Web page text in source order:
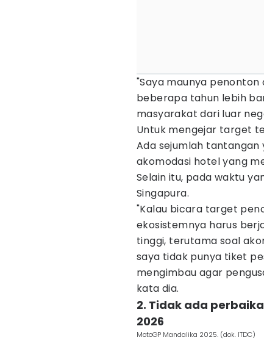
"Saya maunya penonton
beberapa tahun lebih
masyarakat dari luar
Untuk mengejar target
Ada sejumlah
akomodasi hotel yang
Selain itu, pada waktu
Singapura.
"Kalau bicara target
ekosistemnya harus
tinggi, terutama soal
saya tidak punya tiket
mengimbau agar
kata dia.
2. Tidak ada
2026
MotoGP Mandalika 2025. (dok. ITDC)